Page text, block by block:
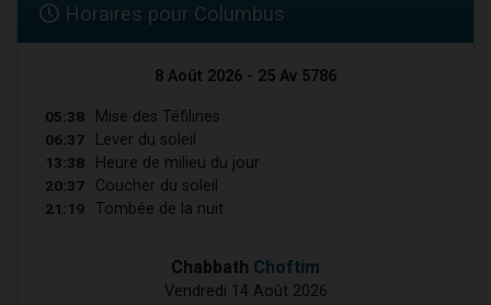
Horaires pour Columbus
8 Août 2026 - 25 Av 5786
05:38 Mise des Téfilines
06:37 Lever du soleil
13:38 Heure de milieu du jour
20:37 Coucher du soleil
21:19 Tombée de la nuit
Chabbath Choftim
Vendredi 14 Août 2026